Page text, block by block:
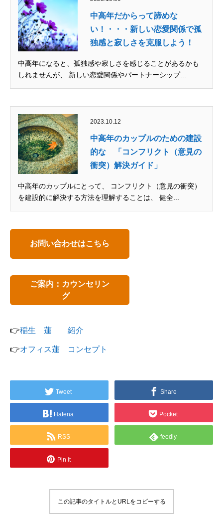
中高年だからって諦めな
い！・・・新しい恋愛関係で孤
独感と寂しさを克服しよう！
中高年になると、孤独感や寂しさを感じることがあるかも
しれませんが、 新しい恋愛関係やパートナーシップ...
2023.10.12
中高年のカップルのための建設
的な 「コンフリクト（意見の
衝突）解決ガイド」
中高年のカップルにとって、 コンフリクト（意見の衝突）
を建設的に解決する方法を理解することは、 健全...
お問い合わせはこちら
ご案内：カウンセリン
グ
👉稲生 蓮 紹介
👉オフィス蓮 コンセプト
Tweet Share
Hatena Pocket
RSS feedly
Pin it
この記事のタイトルとURLをコピーする